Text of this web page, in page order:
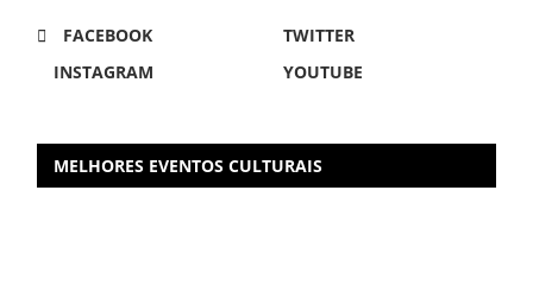
FACEBOOK
TWITTER
INSTAGRAM
YOUTUBE
MELHORES EVENTOS CULTURAIS